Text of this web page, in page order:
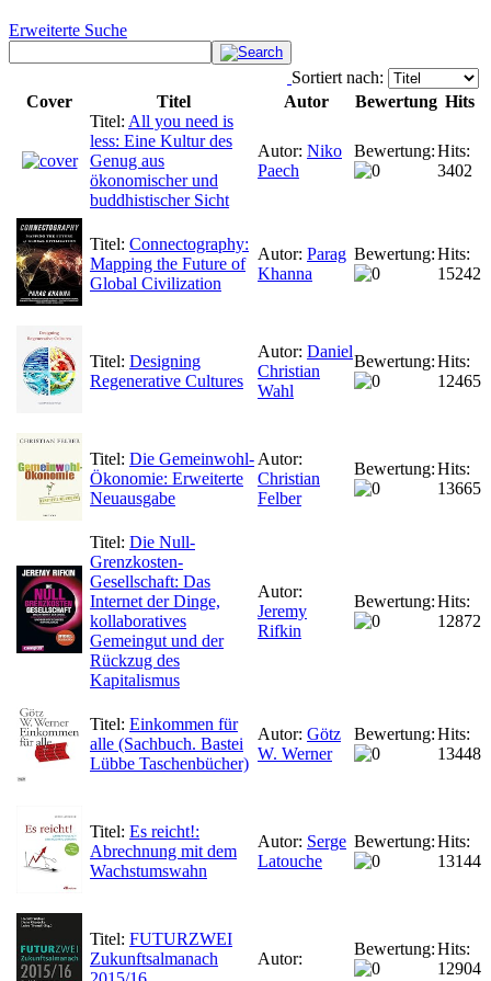
Erweiterte Suche
Sortiert nach:
Cover
Titel Autor Bewertung Hits
Titel: All you need is
less: Eine Kultur des
Genug aus
ökonomischer und
buddhistischer Sicht
Autor: Niko
Paech
Bewertung:Hits:
3402
Titel: Connectography:
Mapping the Future of
Global Civilization
Autor: Parag
Khanna
Bewertung:Hits:
15242
Titel: Designing
Regenerative Cultures
Autor: Daniel
Christian
Wahl
Bewertung:Hits:
12465
Titel: Die Gemeinwohl-
Ökonomie: Erweiterte
Neuausgabe
Autor:
Christian
Felber
Bewertung:Hits:
13665
Titel: Die Null-
Grenzkosten-
Gesellschaft: Das
Internet der Dinge,
kollaboratives
Gemeingut und der
Rückzug des
Kapitalismus
Autor:
Jeremy
Rifkin
Bewertung:Hits:
12872
Titel: Einkommen für
alle (Sachbuch. Bastei
Lübbe Taschenbücher)
Autor: Götz
W. Werner
Bewertung:Hits:
13448
Titel: Es reicht!:
Abrechnung mit dem
Wachstumswahn
Autor: Serge
Latouche
Bewertung:Hits:
13144
Titel: FUTURZWEI
Zukunftsalmanach
Autor:
Bewertung:Hits:
12904